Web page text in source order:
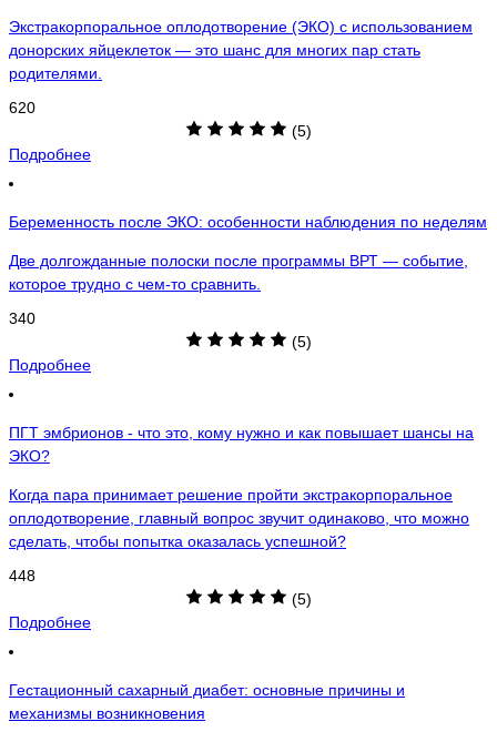
Экстракорпоральное оплодотворение (ЭКО) с использованием
донорских яйцеклеток — это шанс для многих пар стать
родителями.
620
(5)
Подробнее
Беременность после ЭКО: особенности наблюдения по неделям
Две долгожданные полоски после программы ВРТ — событие,
которое трудно с чем-то сравнить.
340
(5)
Подробнее
ПГТ эмбрионов - что это, кому нужно и как повышает шансы на
ЭКО?
Когда пара принимает решение пройти экстракорпоральное
оплодотворение, главный вопрос звучит одинаково, что можно
сделать, чтобы попытка оказалась успешной?
448
(5)
Подробнее
Гестационный сахарный диабет: основные причины и
механизмы возникновения